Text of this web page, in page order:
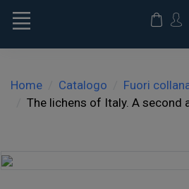
Home Catalogo
Fuori
The lichens of Italy. A second